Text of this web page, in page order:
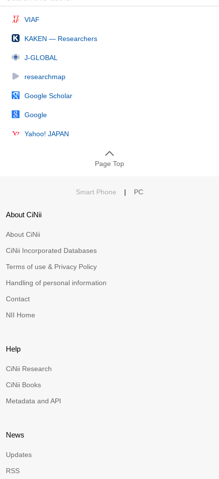
VIAF
KAKEN — Researchers
J-GLOBAL
researchmap
Google Scholar
Google
Yahoo! JAPAN
Page Top
Smart Phone | PC
About CiNii
About CiNii
CiNii Incorporated Databases
Terms of use & Privacy Policy
Handling of personal information
Contact
NII Home
Help
CiNii Research
CiNii Books
Metadata and API
News
Updates
RSS